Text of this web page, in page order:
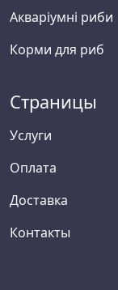
Акваріумні риби
Корми для риб
Страницы
Услуги
Оплата
Доставка
Контакты